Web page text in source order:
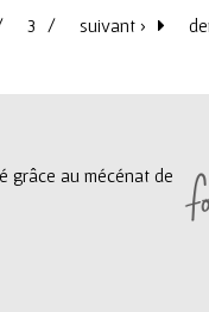
3 suivant ›
grâce au mécénat de